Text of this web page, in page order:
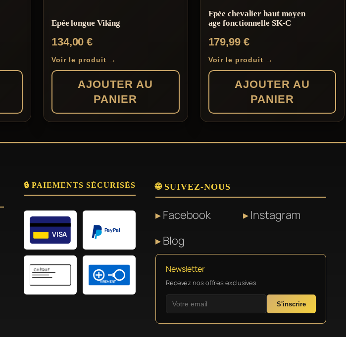
Epée longue Viking
134,00€
Voir le produit →
AJOUTER AU
PANIER
Epée chevalier haut moyen
age fonctionnelle SK-C
179,99 €
Voir le produit →
AJOUTER AU
PANIER
🔒 PAIEMENTS SÉCURISÉS
VISA PayPal
CHÈQUE
VIREMENT
🌐 SUIVEZ-NOUS
Facebook
Instagram
Blog
Newsletter
Recevez nos offres exclusives
S'inscrire